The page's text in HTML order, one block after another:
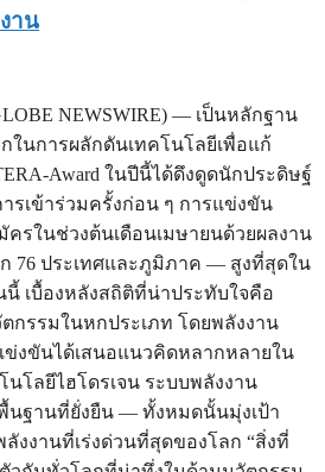
าน
NEWSWIRE) — เป็นหลักฐาน
ในการผลักดันเทคโนโลยีเพื่อแก้
Award ในปีนี้ได้ดึงดูดนักประดิษฐ์
รเข้าร่วมครั้งก่อน ๆ การแข่งขัน
รในช่วงต้นเดือนเมษายนด้วยผลงาน
76 ประเทศและภูมิภาค — สูงที่สุดใน
เบื้องหลังสถิติที่น่าประทับใจคือ
กรรมในหกประเภท โดยพลังงาน
ข่งขันได้เสนอแนวคิดหลากหลายใน
นโลยีไฮโดรเจน ระบบพลังงาน
นฐานที่ยั่งยืน — ทั้งหมดนั้นมุ่งเป้า
งงานที่เร่งด่วนที่สุดของโลก “สิ่งที่